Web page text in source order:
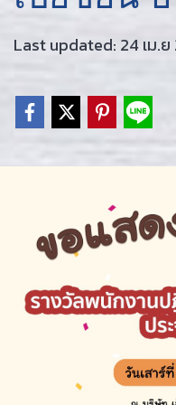
Last updated: 24 เม.ย